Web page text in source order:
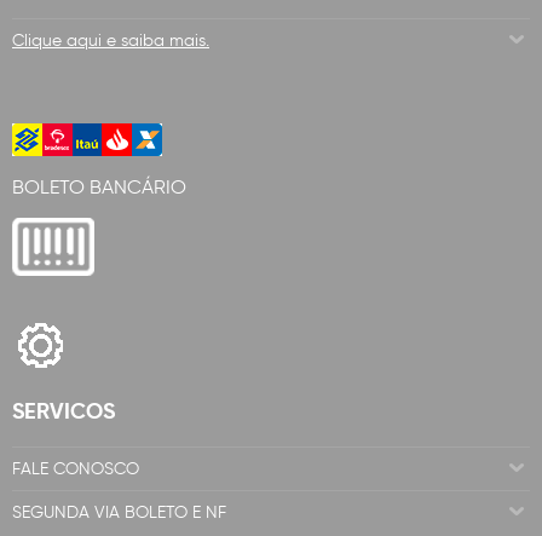
Clique aqui e saiba mais.
BOLETO BANCÁRIO
SERVICOS
FALE CONOSCO
SEGUNDA VIA BOLETO E NF